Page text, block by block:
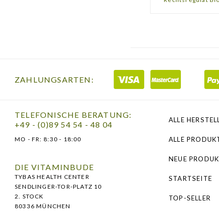
Artischocken,
Kollagen
Dieses rein
die
ZAHLUNGSARTEN:
TELEFONISCHE BERATUNG:
+49 - (0)89 54 54 - 48 04
MO - FR: 8:30 - 18:00
DIE VITAMINBUDE
TYBAS HEALTH CENTER
SENDLINGER-TOR-PLATZ 10
2. STOCK
80336 MÜNCHEN
ALLE
ALLE
NEUE
STARTSEITE
TOP-SELLER